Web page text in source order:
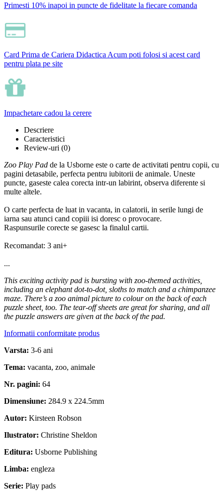
Primesti 10% inapoi in puncte de fidelitate la fiecare comanda
Card Prima de Cariera Didactica Acum poti folosi si acest card
pentru plata pe site
Impachetare cadou la cerere
Descriere
Caracteristici
Review-uri (0)
Zoo Play Pad de la Usborne este o carte de activitati pentru copii, cu
pagini detasabile, perfecta pentru iubitorii de animale. Uneste
puncte, gaseste calea corecta intr-un labirint, observa diferente si
multe altele.
O carte perfecta de luat in vacanta, in calatorii, in serile lungi de
iarna sau atunci cand copiii isi doresc o provocare.
Raspunsurile corecte se gasesc la finalul cartii.
Recomandat: 3 ani+
...
This exciting activity pad is bursting with zoo-themed activities,
including an elephant dot-to-dot, sloths to match and a chimpanzee
maze. There’s a zoo animal picture to colour on the back of each
puzzle sheet, too. The tear-off sheets are great for sharing, and all
the puzzle answers are given at the back of the pad.
Informatii conformitate produs
Varsta: 3-6 ani
Tema: vacanta, zoo, animale
Nr. pagini: 64
Dimensiune: 284.9 x 224.5mm
Autor: Kirsteen Robson
Ilustrator: Christine Sheldon
Editura: Usborne Publishing
Limba: engleza
Serie: Play pads